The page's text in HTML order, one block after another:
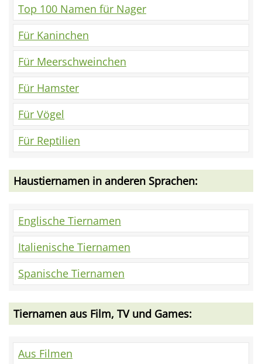
Top 100 Namen für Nager
Für Kaninchen
Für Meerschweinchen
Für Hamster
Für Vögel
Für Reptilien
Haustiernamen in anderen Sprachen:
Englische Tiernamen
Italienische Tiernamen
Spanische Tiernamen
Tiernamen aus Film, TV und Games:
Aus Filmen